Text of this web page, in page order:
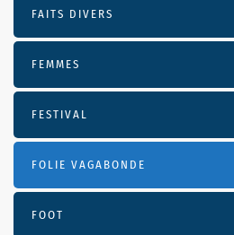
FAITS DIVERS
FEMMES
FESTIVAL
FOLIE VAGABONDE
FOOT